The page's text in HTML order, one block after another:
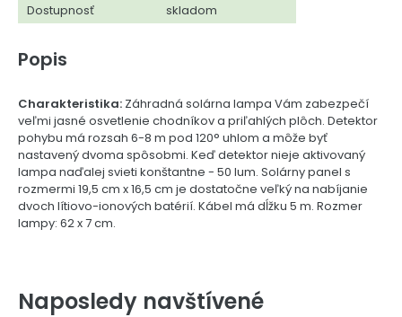
Dostupnosť
skladom
Popis
Charakteristika: Záhradná solárna lampa Vám zabezpečí
veľmi jasné osvetlenie chodníkov a priľahlých plôch. Detektor
pohybu má rozsah 6-8 m pod 120° uhlom a môže byť
nastavený dvoma spôsobmi. Keď detektor nieje aktivovaný
lampa naďalej svieti konštantne - 50 lum. Solárny panel s
rozmermi 19,5 cm x 16,5 cm je dostatočne veľký na nabíjanie
dvoch lítiovo-ionových batérií. Kábel má dĺžku 5 m. Rozmer
lampy: 62 x 7 cm.
Naposledy navštívené